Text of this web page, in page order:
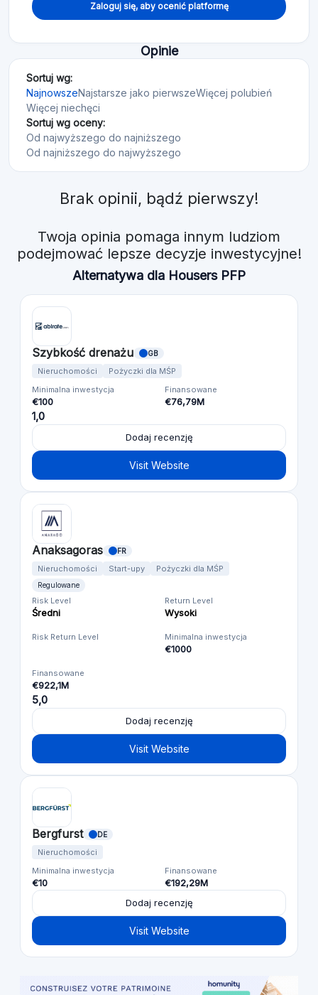
Zaloguj się, aby ocenić platformę
Opinie
Sortuj wg:
NajnowszeNajstarsze jako pierwszeWięcej polubień
Więcej niechęci
Sortuj wg oceny:
Od najwyższego do najniższego
Od najniższego do najwyższego
Brak opinii, bądź pierwszy!
Twoja opinia pomaga innym ludziom
podejmować lepsze decyzje inwestycyjne!
Alternatywa dla Housers PFP
Szybkość drenażu GB
Nieruchomości
Pożyczki dla MŚP
Minimalna inwestycja
€100
Finansowane
€76,79M
1,0
Dodaj recenzję
Visit Website
Anaksagoras FR
Nieruchomości Start-upy Pożyczki dla MŚP
Regulowane
Risk Level
Średni
Return Level
Wysoki
Risk Return Level Minimalna inwestycja
€1000
Finansowane
€922,1M
5,0
Dodaj recenzję
Visit Website
Bergfurst DE
Nieruchomości
Minimalna inwestycja
€10
Finansowane
€192,29M
Dodaj recenzję
Visit Website